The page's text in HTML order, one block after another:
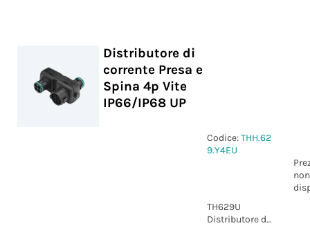
Distributore di
corrente Presa e
Spina 4p Vite
IP66/IP68 UP
Codice:THH.62
9.Y4EU
non
TH629U
Distributore di